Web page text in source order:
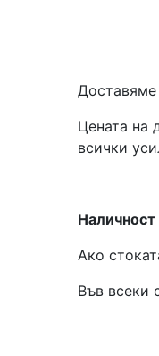
Доставяме
Цената на
всички
Наличност
Ако
Във всеки